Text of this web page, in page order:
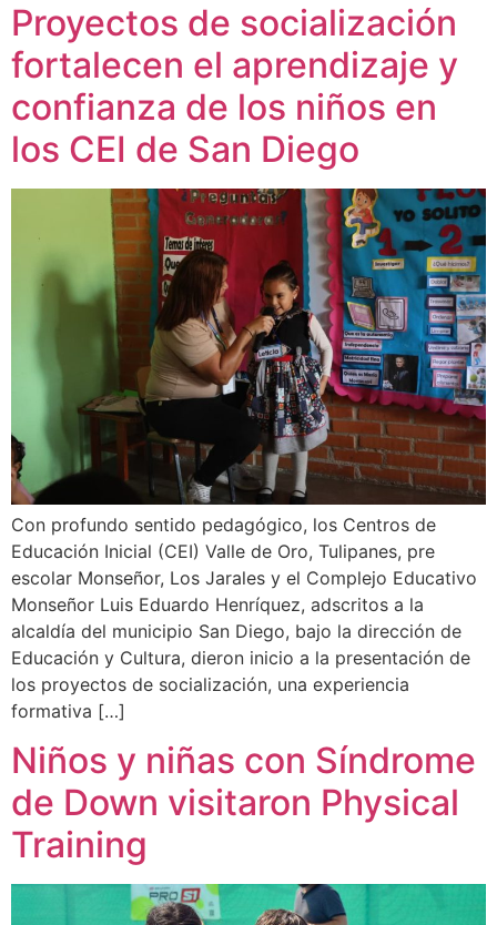
Proyectos de socialización
fortalecen el aprendizaje y
confianza de los niños en
los CEI de San Diego
Con profundo sentido pedagógico, los Centros de
Educación Inicial (CEI) Valle de Oro, Tulipanes, pre
escolar Monseñor, Los Jarales y el Complejo Educativo
Monseñor Luis Eduardo Henríquez, adscritos a la
alcaldía del municipio San Diego, bajo la dirección de
Educación y Cultura, dieron inicio a la presentación de
los proyectos de socialización, una experiencia
formativa […]
Niños y niñas con Síndrome
de Down visitaron Physical
Training